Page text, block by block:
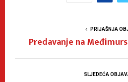
PRIJAŠNJA
Predavanje na
SLJEDEĆA